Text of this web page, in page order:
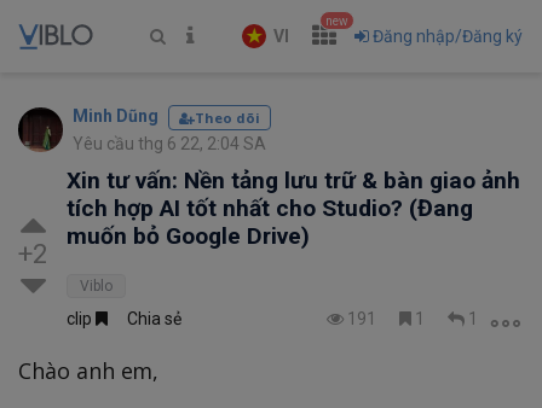
VI
new
Đăng nhập/Đăng ký
Minh Dũng Theo dõi
Yêu cầu thg 6 22, 2:04 SA
+2
Xin tư vấn: Nền tảng lưu trữ & bàn giao ảnh
tích hợp AI tốt nhất cho Studio? (Đang
muốn bỏ Google Drive)
Viblo
clip Chia sẻ 191 1 1
Chào anh em,